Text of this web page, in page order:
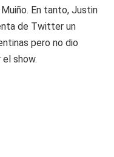
En tanto, Justin
de Twitter un
pero no dio
show.